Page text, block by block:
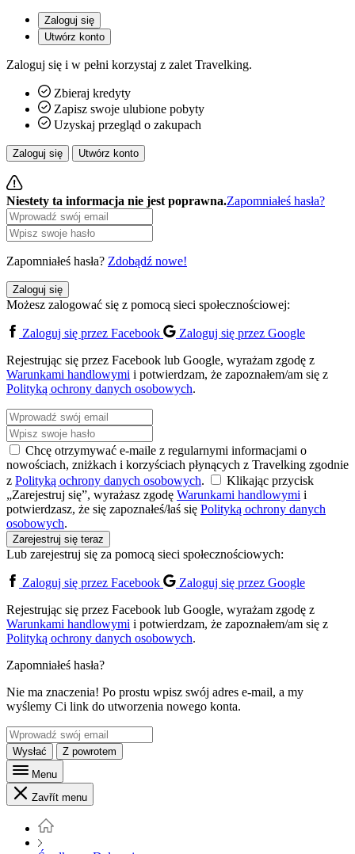
Zaloguj się
Utwórz konto
Zaloguj się i w pełni korzystaj z zalet Travelking.
Zbieraj kredyty
Zapisz swoje ulubione pobyty
Uzyskaj przegląd o zakupach
Zaloguj się Utwórz konto
Niestety ta informacja nie jest poprawna.Zapomniałeś hasła?
Zapomniałeś hasła? Zdobądź nowe!
Zaloguj się
Możesz zalogować się z pomocą sieci społecznościowej:
Zaloguj się przez Facebook
Zaloguj się przez Google
Rejestrując się przez Facebook lub Google, wyrażam zgodę z
Warunkami handlowymi i potwierdzam, że zapoznałem/am się z
Polityką ochrony danych osobowych.
Chcę otrzymywać e-maile z regularnymi informacjami o
nowościach, zniżkach i korzyściach płynących z Travelking zgodnie
z Polityką ochrony danych osobowych.
Klikając przycisk
„Zarejestruj się”, wyrażasz zgodę Warunkami handlowymi i
potwierdzasz, że się zapoznałeś/łaś się Polityką ochrony danych
osobowych.
Zarejestruj się teraz
Lub zarejestruj się za pomocą sieci społecznościowych:
Zaloguj się przez Facebook
Zaloguj się przez Google
Rejestrując się przez Facebook lub Google, wyrażam zgodę z
Warunkami handlowymi i potwierdzam, że zapoznałem/am się z
Polityką ochrony danych osobowych.
Zapomniałeś hasła?
Nie ma znaczenia! Po prostu wpisz swój adres e-mail, a my
wyślemy Ci link do utworzenia nowego konta.
Wysłać
Z powrotem
Menu
Zavřít menu